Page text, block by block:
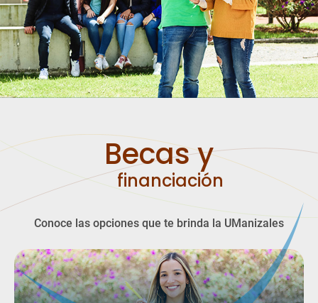
Becas y
financiación
Conoce las opciones que te brinda la UManizales